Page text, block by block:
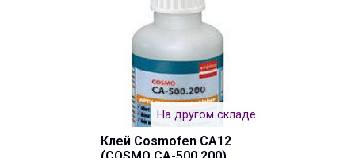
На другом складе
Клей Cosmofen CA12